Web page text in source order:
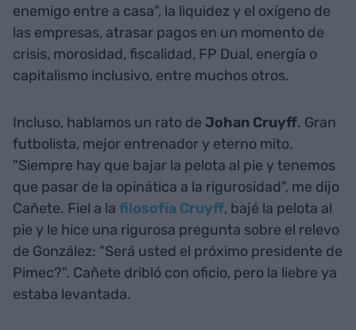
enemigo entre a casa", la liquidez y el oxígeno de
las empresas, atrasar pagos en un momento de
crisis, morosidad, fiscalidad, FP Dual, energía o
capitalismo inclusivo, entre muchos otros.
Incluso, hablamos un rato de Johan Cruyff. Gran
futbolista, mejor entrenador y eterno mito.
"Siempre hay que bajar la pelota al pie y tenemos
que pasar de la opinática a la rigurosidad", me dijo
Cañete. Fiel a la filosofía Cruyff, bajé la pelota al
pie y le hice una rigurosa pregunta sobre el relevo
de González: "Será usted el próximo presidente de
Pimec?". Cañete dribló con oficio, pero la liebre ya
estaba levantada.